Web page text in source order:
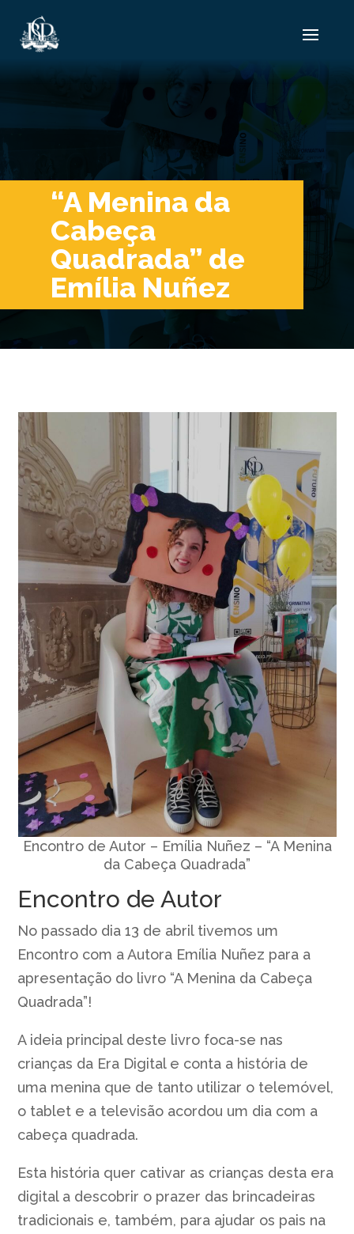
“A Menina da
Cabeça
Quadrada” de
Emília Nuñez
Encontro de Autor – Emília Nuñez – “A Menina
da Cabeça Quadrada”
Encontro de Autor
No passado dia 13 de abril tivemos um
Encontro com a Autora Emília Nuñez para a
apresentação do livro “A Menina da Cabeça
Quadrada”!
A ideia principal deste livro foca-se nas
crianças da Era Digital e conta a história de
uma menina que de tanto utilizar o telemóvel,
o tablet e a televisão acordou um dia com a
cabeça quadrada.
Esta história quer cativar as crianças desta era
digital a descobrir o prazer das brincadeiras
tradicionais e, também, para ajudar os pais na